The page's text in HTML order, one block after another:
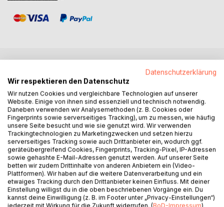
Die Herzenswände sind gefallen, der Sternenstaub ist
verteilt. Doch was ist das? Nun bevölkert nicht nur die
Liebe Wolfgang Kerbes Texte, sondern auch Geister und
Monster treiben sich da herum. Selten politisch, manchmal
philosophisch, gerne mal pathetisch und vor allem mit Herz
wird abends einfach losgedichtet und bisweilen auch
gezeichnet. Der Auftrag ist kein geringer: Die Texte sollen
berühren, die Worte können heilen, einen selbst und
andere.
Datenschutzerklärung
Wir respektieren den Datenschutz
Wir nutzen Cookies und vergleichbare Technologien auf unserer
Website. Einige von ihnen sind essenziell und technisch notwendig.
Daneben verwenden wir Analysemethoden (z. B. Cookies oder
Fingerprints sowie serverseitiges Tracking), um zu messen, wie häufig
unsere Seite besucht und wie sie genutzt wird. Wir verwenden
Trackingtechnologien zu Marketingzwecken und setzen hierzu
serverseitiges Tracking sowie auch Drittanbieter ein, wodurch ggf.
geräteübergreifend Cookies, Fingerprints, Tracking-Pixel, IP-Adressen
sowie gehashte E-Mail-Adressen genutzt werden. Auf unserer Seite
betten wir zudem Drittinhalte von anderen Anbietern ein (Video-
Plattformen). Wir haben auf die weitere Datenverarbeitung und ein
etwaiges Tracking durch den Drittanbieter keinen Einfluss. Mit deiner
Einstellung willigst du in die oben beschriebenen Vorgänge ein. Du
kannst deine Einwilligung (z. B. im Footer unter „Privacy-Einstellungen“)
jederzeit mit Wirkung für die Zukunft widerrufen. (BoD-Impressum)